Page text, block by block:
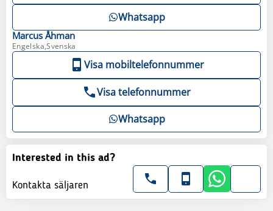
Whatsapp
Marcus Åhman
Engelska,Svenska
Visa mobiltelefonnummer
Visa telefonnummer
Whatsapp
Interested in this ad?
Kontakta säljaren